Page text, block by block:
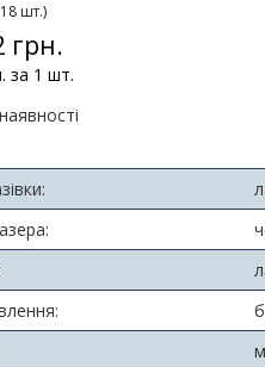
шт.)
грн.
за 1 шт.